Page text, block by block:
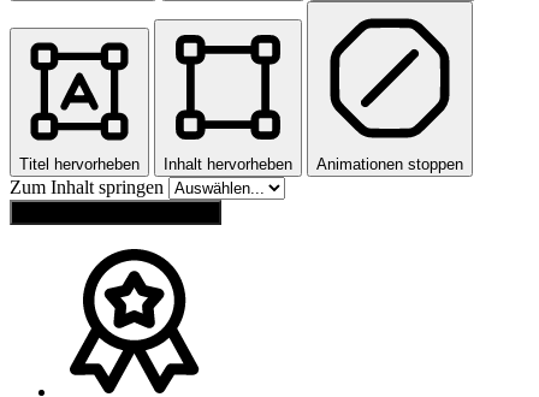
Titel hervorheben Inhalt hervorheben Animationen stoppen
Zum Inhalt springen